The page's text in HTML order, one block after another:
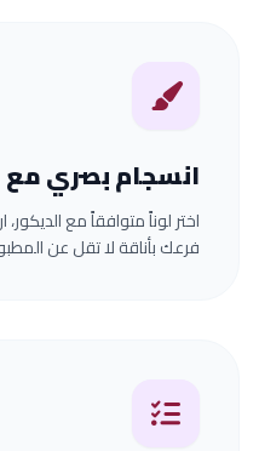
انسجام بصري مع
اختر لوناً متوافقاً مع
فرعك بأناقة لا تقل عن